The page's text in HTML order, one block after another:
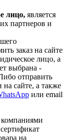
лицо, является
партнеров и
заказ на сайте
лицо, а
выбрана -
отправить
сайте, а также
или email
компаниями
на